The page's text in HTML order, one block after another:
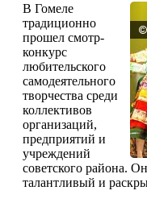
В Гомеле
традиционно
прошел смотр-
конкурс
любительского
самодеятельного
творчества среди
коллективов
организаций,
предприятий и
учреждений
советского района.
талантливый и